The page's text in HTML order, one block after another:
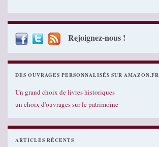
Rejoignez-nous !
DES OUVRAGES PERSONNALISÉS SUR AMAZON.FR
Un grand choix de livres historiques
un choix d'ouvrages sur le patrimoine
ARTICLES RÉCENTS